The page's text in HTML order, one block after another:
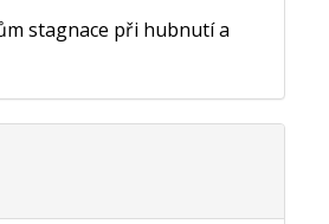
stagnace při hubnutí a